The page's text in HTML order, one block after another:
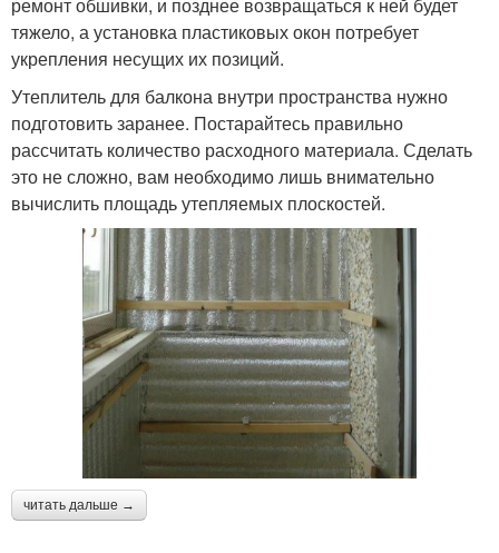
тяжело, а установка пластиковых окон потребует
укрепления несущих их позиций.
Утеплитель для балкона внутри пространства нужно
подготовить заранее. Постарайтесь правильно
рассчитать количество расходного материала. Сделать
это не сложно, вам необходимо лишь внимательно
вычислить площадь утепляемых плоскостей.
читать дальше →